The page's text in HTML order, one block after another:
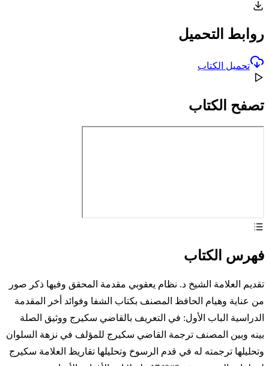
روابط التحميل
تحميل الكتاب
تصفح الكتاب
فهرس الكتاب
تقديم العلامة الشيخ د. نظام يعقوبي مقدمة المحقق وفيها ذكر صور
من عناية وهيام الحافظ المصنف بكتاب الشفا وفوائد أخر المقدمة
الدراسية الباب الأول: في التعريف بالقاضي سكيرج ووثيق الصلة
بينه وبين المصنف ترجمة القاضي سكيرج للمؤلف في نزهة السلوان
وتحليلها ترجمته له في قدم الرسوخ وتحليلها تقاريظ العلامة سكيرج